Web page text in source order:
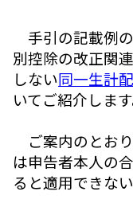
手引の記載例
別控除の改正関
しない同一生計
いてご紹介します
ご案内のとお
は申告者本人の
ると適用できな